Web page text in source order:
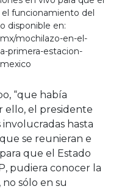
funcionamiento del
disponible en:
mochilazo-en-el-
primera-estacion-
“que había
ello, el presidente
hasta
se reunieran e
que el Estado
pudiera conocer la
no sólo en su